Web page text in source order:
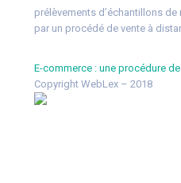
prélèvements d’échantillons
par un procédé de vente à
E-commerce : une procédure
Copyright WebLex – 2018